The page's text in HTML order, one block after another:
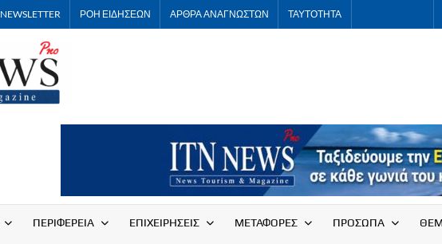
NEWSLETTER ΡΟΗ ΕΙΔΗΣΕΩΝ ΑΡΘΡΑ ΑΝΑΓΝΩΣΤΩΝ ΤΑΥΤΟΤΗΤΑ
News
ΠΕΡΙΦΕΡΕΙΑ ΕΠΙΧΕΙΡΗΣΕΙΣ ΜΕΤΑΦΟΡΕΣ ΠΡΟΣΩΠΑ